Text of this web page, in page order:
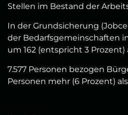
Stellen im Bestand der
In der Grundsicherung
der Bedarfsgemeinschaften
um 162 (entspricht 3 Prozent)
7.577 Personen bezogen
Personen mehr (6 Prozent)